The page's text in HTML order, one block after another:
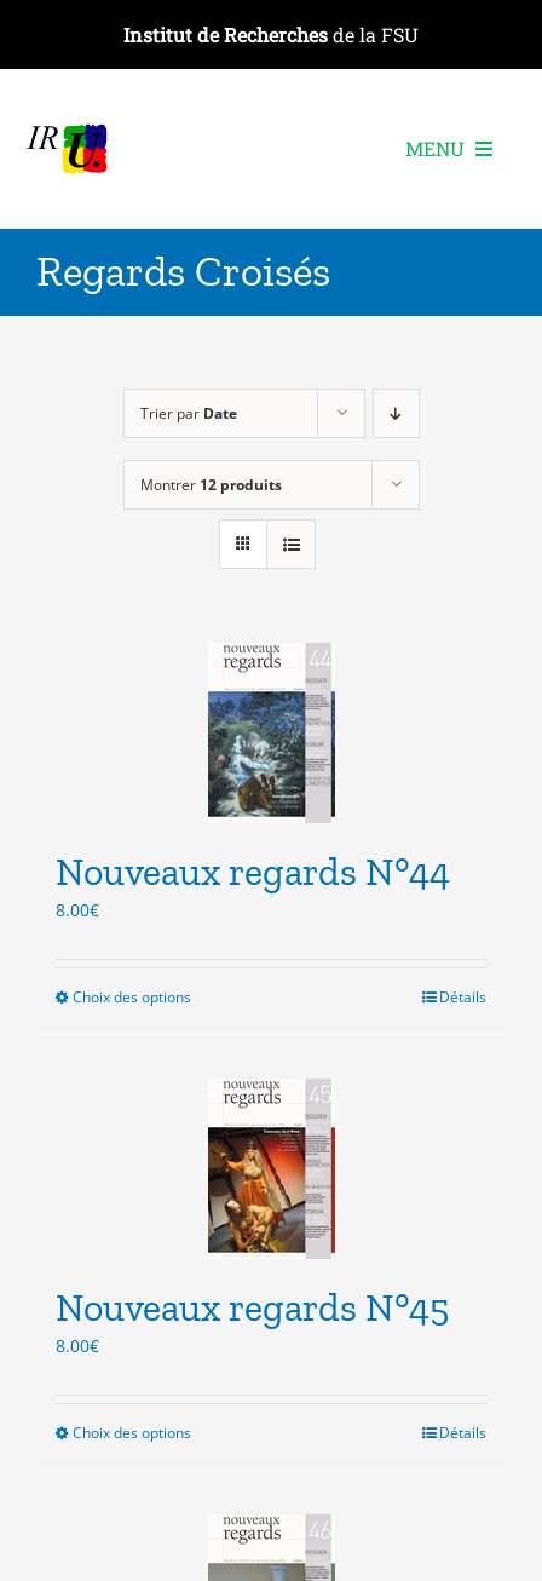
contenu
Institut de Recherchesde la FSU
MENU
Les recherches
Les événements
Regards Croisés
Trier par Date
Montrer 12 produits
Nouveaux regards N°44
8.00€
Choix des optionsCe
plusieurs
variations.
Les
options
peuvent
être
choisies
page
Détails
Nouveaux regards N°45
8.00€
Choix des optionsCe
plusieurs
variations.
Les
Détails